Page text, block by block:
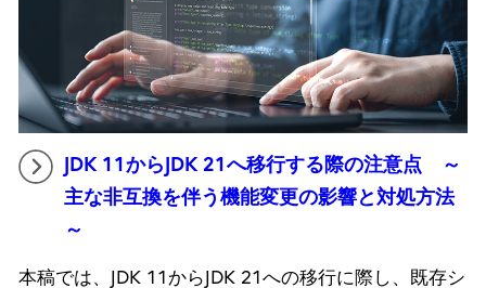
JDK 11からJDK 21へ移行する際の注意点 ～
主な非互換を伴う機能変更の影響と対処方法
～
本稿では、JDK 11からJDK 21への移行に際し、既存シ